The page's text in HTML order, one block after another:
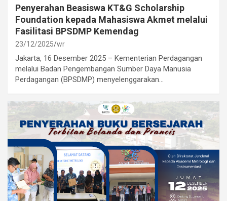
Penyerahan Beasiswa KT&G Scholarship
Foundation kepada Mahasiswa Akmet melalui
Fasilitasi BPSDMP Kemendag
23/12/2025 wr
Jakarta, 16 Desember 2025 – Kementerian Perdagangan
melalui Badan Pengembangan Sumber Daya Manusia
Perdagangan (BPSDMP) menyelenggarakan…